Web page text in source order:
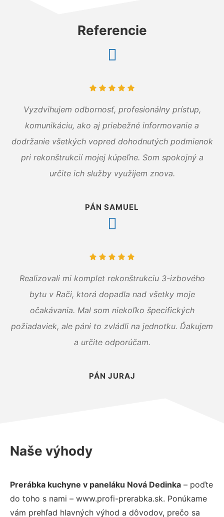
Referencie
Vyzdvihujem odbornosť, profesionálny prístup,
komunikáciu, ako aj priebežné informovanie a
dodržanie všetkých vopred dohodnutých podmienok
pri rekonštrukcií mojej kúpeľne. Som spokojný a
určite ich služby využijem znova.
PÁN SAMUEL
Realizovali mi komplet rekonštrukciu 3-izbového
bytu v Rači, ktorá dopadla nad všetky moje
očakávania. Mal som niekoľko špecifických
požiadaviek, ale páni to zvládli na jednotku. Ďakujem
a určite odporúčam.
PÁN JURAJ
Naše výhody
Prerábka kuchyne v paneláku Nová Dedinka – poďte
do toho s nami – www.profi-prerabka.sk. Ponúkame
vám prehľad hlavných výhod a dôvodov, prečo sa